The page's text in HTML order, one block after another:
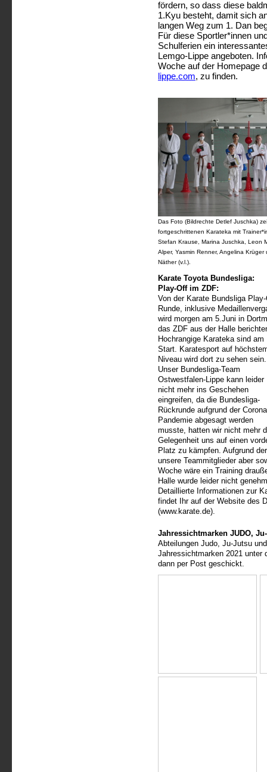
fördern, so dass diese
1.Kyu besteht, damit sich
langen Weg zum 1. Dan
Für diese Sportler*innen
Schulferien ein
Lemgo-Lippe angeboten.
Woche auf der Homepage
lippe.com, zu finden.
Das Foto (Bildrechte Detlef Juschka)
fortgeschrittenen Karateka mit
Stefan Krause, Marina Juschka, Leon
Alper, Yasmin Renner, Angelina Krüger
Näther (v.l.).
Karate Toyota Bundesliga:
Play-Off im ZDF:
Von der Karate Bundsliga
Runde, inklusive
wird morgen am 5.Juni in
das ZDF aus der Halle
Hochrangige Karateka sind am
Start. Karatesport auf
Niveau wird dort zu sehen
Unser Bundesliga-Team
Ostwestfalen-Lippe kann leider
nicht mehr ins Geschehen
eingreifen, da die Bundesliga-
Rückrunde aufgrund der
Pandemie abgesagt werden
musste, hatten wir nicht mehr
Gelegenheit uns auf einen
Platz zu kämpfen. Aufgrund
unsere Teammitglieder aber
Woche wäre ein Training
Halle wurde leider nicht
Detaillierte Informationen zur
findet Ihr auf der Website des
(www.karate.de).
Jahressichtmarken JUDO,
Abteilungen Judo, Ju-Jutsu
Jahressichtmarken 2021 unter
dann per Post geschickt.